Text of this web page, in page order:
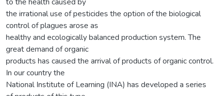
the irrational use of pesticides the option of the biological
control of plagues arose as
healthy and ecologically balanced production system. The
great demand of organic
products has caused the arrival of products of organic control.
In our country the
National Institute of Learning (INA) has developed a series